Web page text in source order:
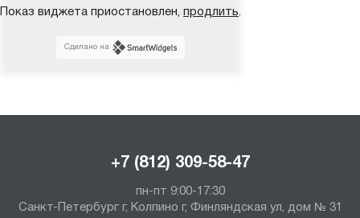
Показ виджета приостановлен, продлить.
Сделано на
+7 (812) 309-58-47
пн-пт 9:00-17:30
Санкт-Петербург г, Колпино г, Финляндская ул, дом № 31